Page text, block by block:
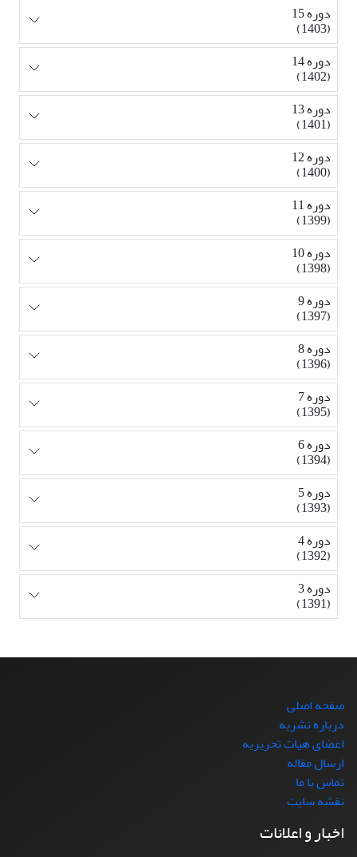
دوره 15
(1403)
دوره 14
(1402)
دوره 13
(1401)
دوره 12
(1400)
دوره 11
(1399)
دوره 10
(1398)
دوره 9
(1397)
دوره 8
(1396)
دوره 7
(1395)
دوره 6
(1394)
دوره 5
(1393)
دوره 4
(1392)
دوره 3
(1391)
صفحه اصلی
درباره نشریه
اعضای هیات تحریریه
ارسال مقاله
تماس با ما
نقشه سایت
اخبار و اعلانات